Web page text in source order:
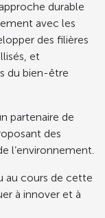
durable
avec les
des filières
et
du bien-être
partenaire de
des
l’environnement.
au cours de cette
à innover et à